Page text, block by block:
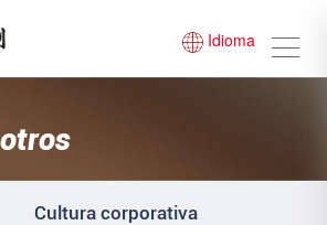
Idioma
Cultura corporativa